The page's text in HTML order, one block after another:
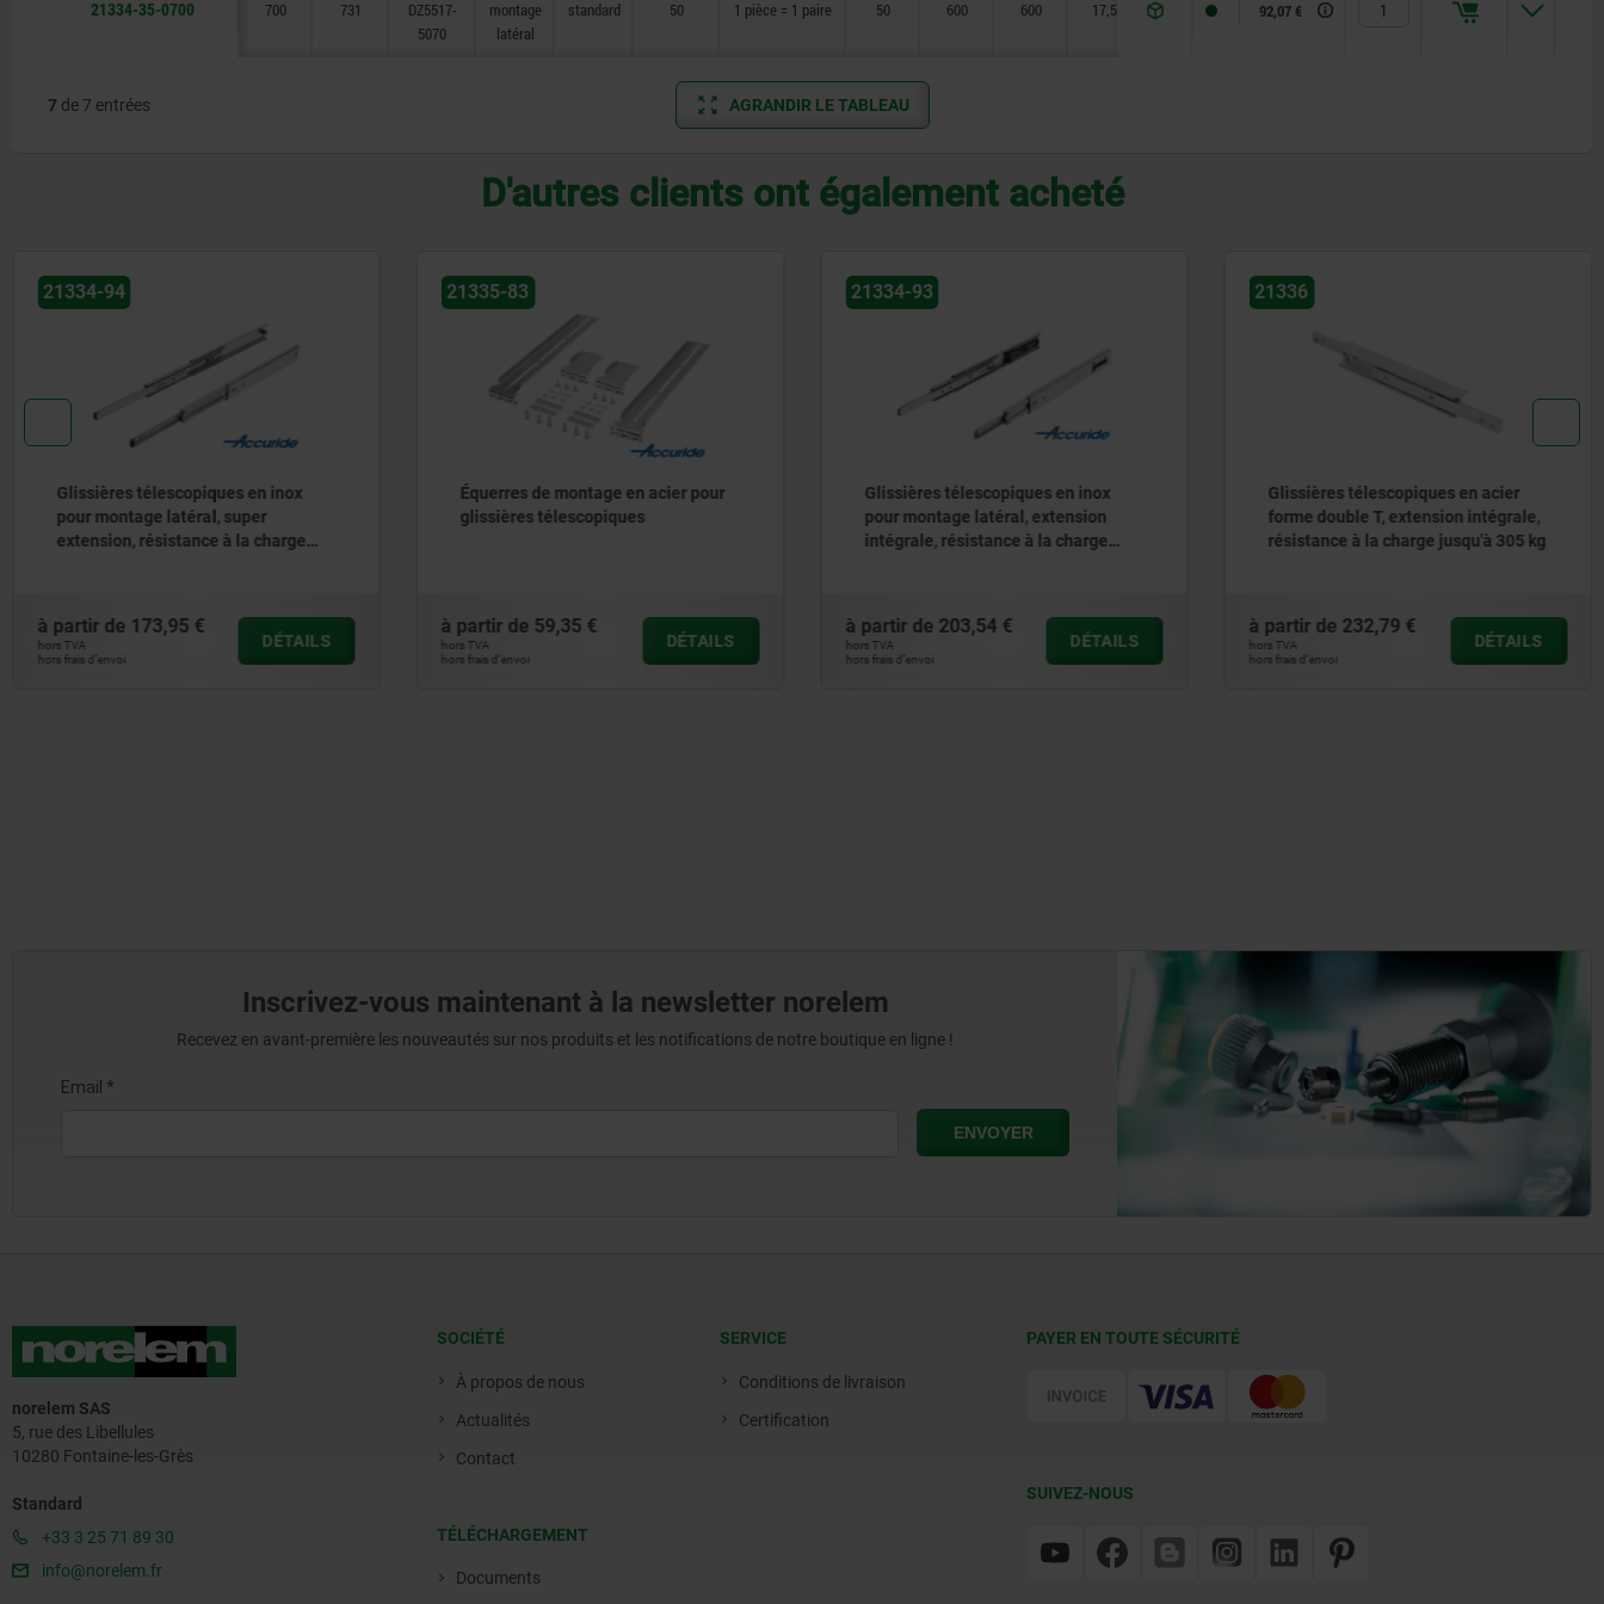
21334-35-0700 700 731
DZ5517-
5070
montage
latéral
standard 50 1 pièce = 1 paire 50 600 600 17,5 92,07 €
7 de 7 entrées AGRANDIR LE TABLEAU
D'autres clients ont également acheté
21335-83
Équerres de montage en acier pour
glissières télescopiques
à partir de 59,35 €
hors TVA
hors frais d’envoi
DÉTAILS
21334-93
Glissières télescopiques en inox
pour montage latéral, extension
à partir de203,54 €
hors TVA
hors frais d’envoi
DÉTAILS
21336
Glissières télescopiques en acier
forme double T, extension intégrale,
résistance à la charge jusqu'à 305 kg
à partir de232,79 €
hors TVA
hors frais d’envoi
DÉTAILS
21334-63
Glissières télescopiques en acier
pour montage latéral, super
extension, résistance à la charge
à partir de151,17 €
hors TVA
hors frais d’envoi
DÉTAILS
Inscrivez-vous maintenant à la newsletter norelem
Recevez en avant-première les nouveautés sur nos produits et les notifications de notre boutique en ligne !
norelem SAS
5, rue des Libellules
10280 Fontaine-les-Grès
Standard
+33 3 25 71 89 30
info@norelem.fr
SOCIÉTÉ
À propos de nous
Actualités
Contact
TÉLÉCHARGEMENT
Documents
SERVICE
Conditions de livraison
Certification
PAYER EN TOUTE SÉCURITÉ
SUIVEZ-NOUS